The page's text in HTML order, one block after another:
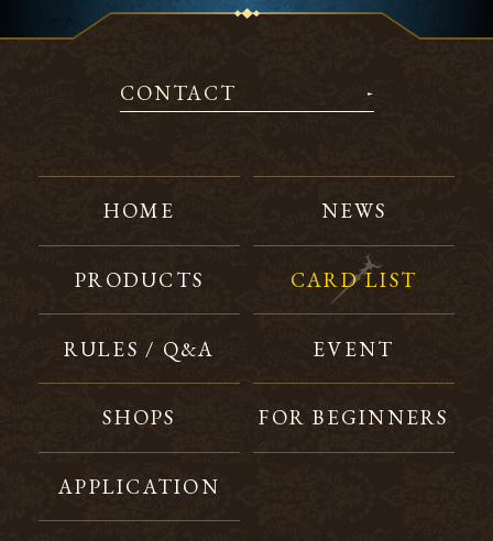
CONTACT
HOME NEWS
PRODUCTS CARD LIST
RULES / Q&A EVENT
SHOPS FOR BEGINNERS
APPLICATION